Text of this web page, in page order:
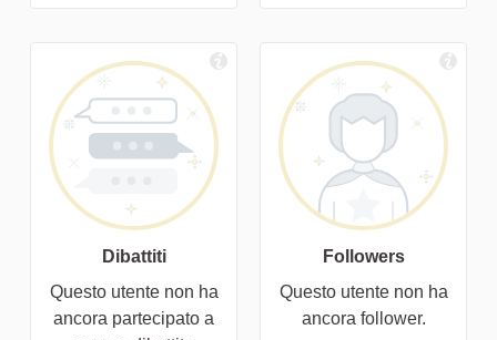
Dibattiti
Questo utente non ha
ancora partecipato a
Followers
Questo utente non ha
ancora follower.